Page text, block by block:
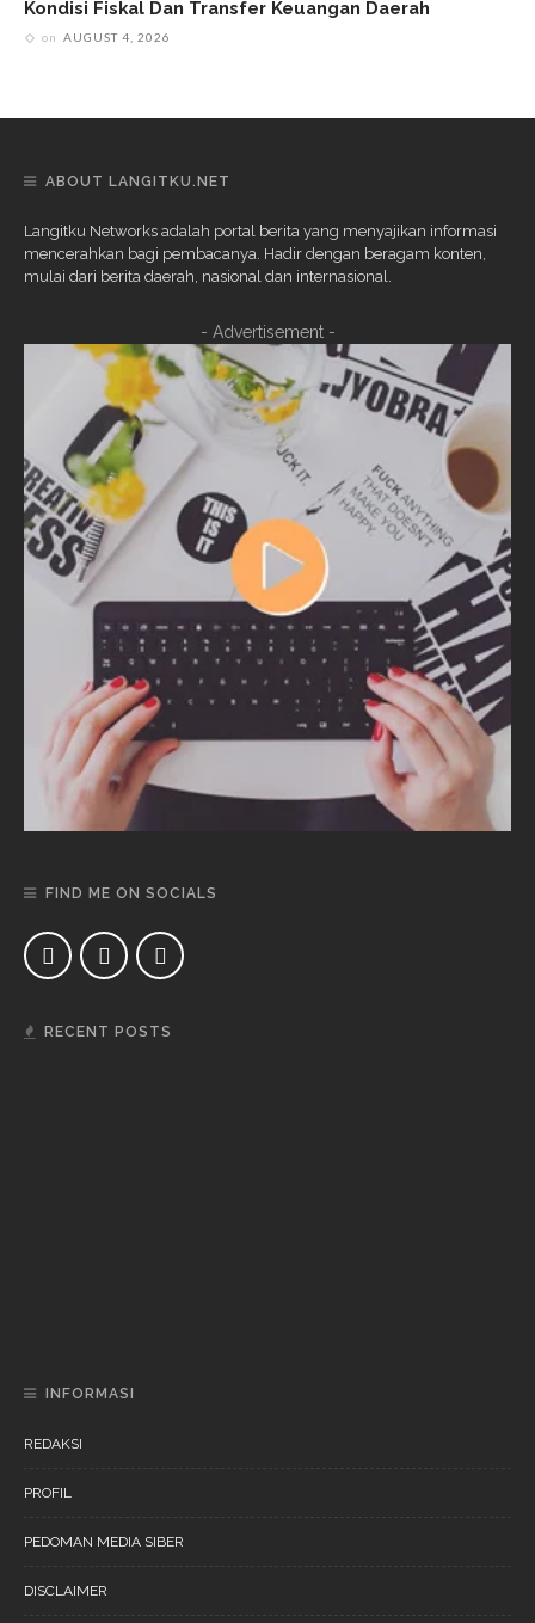
Kondisi Fiskal Dan Transfer Keuangan Daerah
on AUGUST 4, 2026
ABOUT LANGITKU.NET
Langitku Networks adalah portal berita yang menyajikan informasi
mencerahkan bagi pembacanya. Hadir dengan beragam konten,
mulai dari berita daerah, nasional dan internasional.
- Advertisement -
FIND ME ON SOCIALS
RECENT POSTS
INFORMASI
REDAKSI
PROFIL
PEDOMAN MEDIA SIBER
DISCLAIMER